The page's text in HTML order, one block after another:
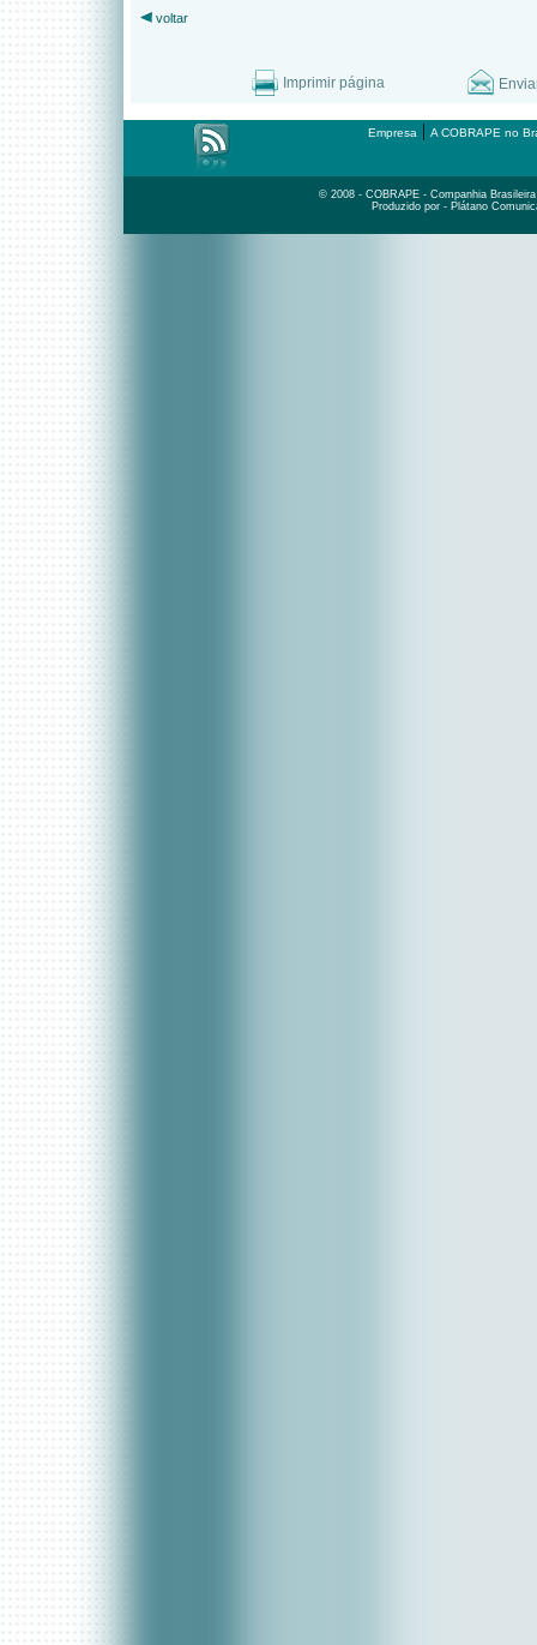
voltar
Imprimir página
Empresa | A COBRAPE no
© 2008 - COBRAPE - Companhia
Produzido por - Plátano